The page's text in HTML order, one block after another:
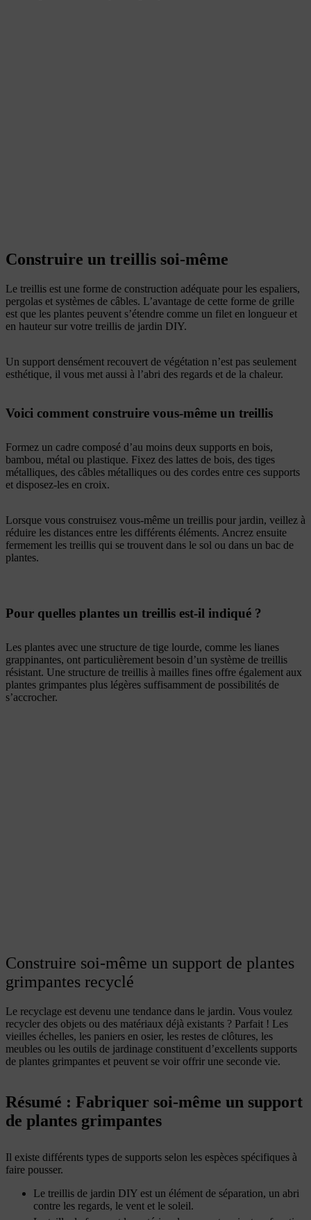
Construire un treillis soi-même
Le treillis est une forme de construction adéquate pour les espaliers,
pergolas et systèmes de câbles. L’avantage de cette forme de grille
est que les plantes peuvent s’étendre comme un filet en longueur et
en hauteur sur votre treillis de jardin DIY.
Un support densément recouvert de végétation n’est pas seulement
esthétique, il vous met aussi à l’abri des regards et de la chaleur.
Voici comment construire vous-même un treillis
Formez un cadre composé d’au moins deux supports en bois,
bambou, métal ou plastique. Fixez des lattes de bois, des tiges
métalliques, des câbles métalliques ou des cordes entre ces supports
et disposez-les en croix.
Lorsque vous construisez vous-même un treillis pour jardin, veillez à
réduire les distances entre les différents éléments. Ancrez ensuite
fermement les treillis qui se trouvent dans le sol ou dans un bac de
plantes.
Pour quelles plantes un treillis est-il indiqué ?
Les plantes avec une structure de tige lourde, comme les lianes
grappinantes, ont particulièrement besoin d’un système de treillis
résistant. Une structure de treillis à mailles fines offre également aux
plantes grimpantes plus légères suffisamment de possibilités de
s’accrocher.
Construire soi-même un support de plantes
grimpantes recyclé
Le recyclage est devenu une tendance dans le jardin. Vous voulez
recycler des objets ou des matériaux déjà existants ? Parfait ! Les
vieilles échelles, les paniers en osier, les restes de clôtures, les
meubles ou les outils de jardinage constituent d’excellents supports
de plantes grimpantes et peuvent se voir offrir une seconde vie.
Résumé : Fabriquer soi-même un support
de plantes grimpantes
Il existe différents types de supports selon les espèces spécifiques à
faire pousser.
Le treillis de jardin DIY est un élément de séparation, un abri
contre les regards, le vent et le soleil.